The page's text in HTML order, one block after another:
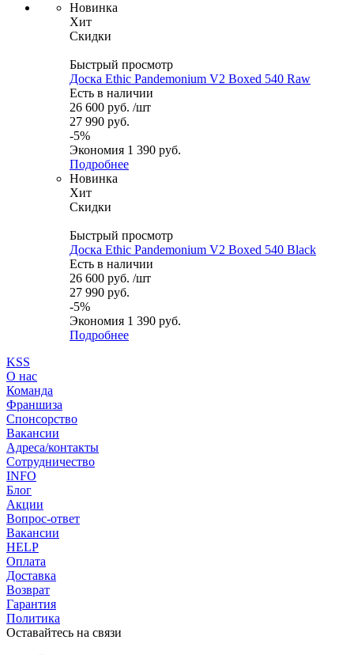
Новинка
Хит
Скидки
Быстрый просмотр
Доска Ethic Pandemonium V2 Boxed 540 Raw
Есть в наличии
26 600 руб. /шт
27 990 руб.
-5%
Экономия 1 390 руб.
Подробнее
Новинка
Хит
Скидки
Быстрый просмотр
Доска Ethic Pandemonium V2 Boxed 540 Black
Есть в наличии
26 600 руб. /шт
27 990 руб.
-5%
Экономия 1 390 руб.
Подробнее
KSS
О нас
Команда
Франшиза
Спонсорство
Вакансии
Адреса/контакты
Сотрудничество
INFO
Блог
Акции
Вопрос-ответ
Вакансии
HELP
Оплата
Доставка
Возврат
Гарантия
Политика
Оставайтесь на связи